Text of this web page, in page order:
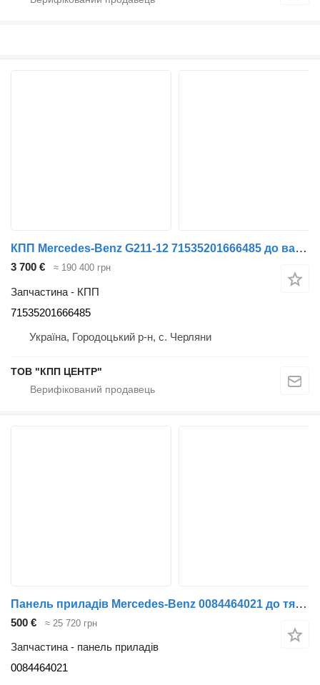
КПП Mercedes-Benz G211-12 71535201666485 до вантажівки Mercedes-Benz Actros/Axor
3 700 € ≈ 190 400 грн
Запчастина - КПП
71535201666485
Україна, Городоцький р-н, с. Черляни
ТОВ "КПП ЦЕНТР"
Панель приладів Mercedes-Benz 0084464021 до тягача Mercedes-Benz ACTROS MP3
500 € ≈ 25 720 грн
Запчастина - панель приладів
0084464021